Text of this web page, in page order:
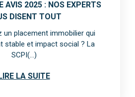
AVIS 2025 : NOS EXPERTS
DISENT TOUT
un placement immobilier qui
stable et impact social ? La
SCPI(...)
LA SUITE